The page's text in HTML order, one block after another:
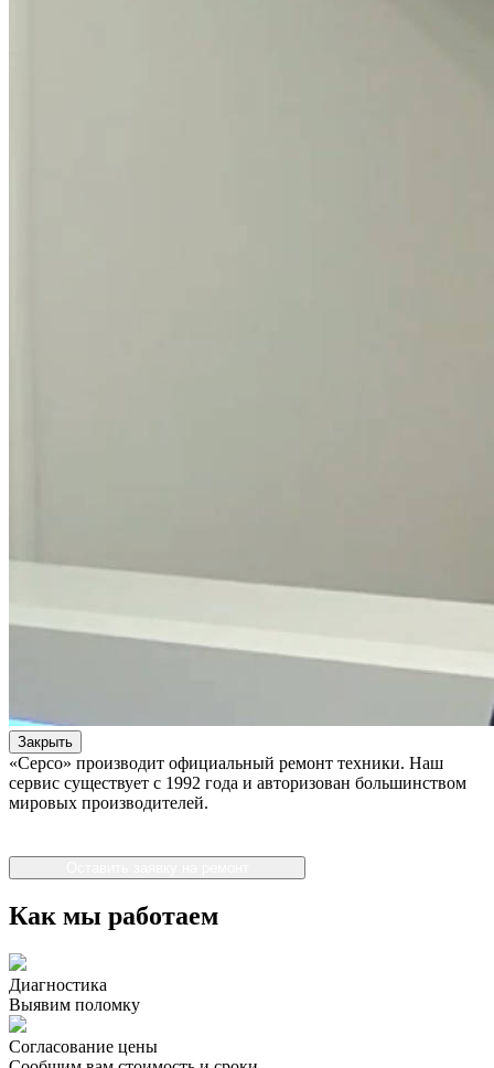
Закрыть
«Серсо» производит официальный ремонт техники. Наш
сервис существует с 1992 года и авторизован большинством
мировых производителей.
Как мы работаем
Диагностика
Выявим поломку
Согласование цены